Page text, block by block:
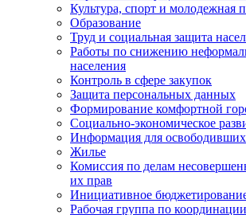
Культура, спорт и молодежная
Образование
Труд и социальная защита
Работы по снижению
населения
Контроль в сфере закупок
Защита персональных данных
Формирование комфортной
Социально-экономическое
Информация для
Жилье
Комиссия по делам
их прав
Инициативное
Рабочая группа по